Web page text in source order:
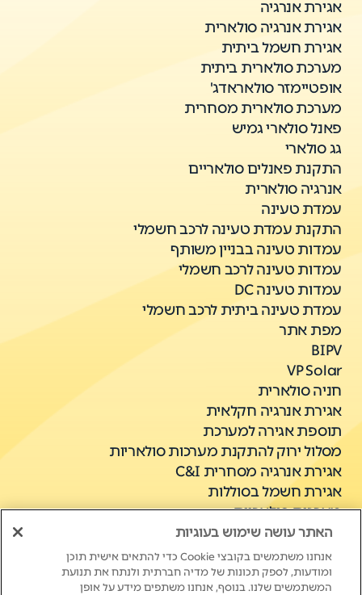
אגירת אנרגיה
אגירת אנרגיה סולארית
אגירת חשמל ביתית
מערכת סולארית ביתית
אופטיימזר סולאראדג'
מערכת סולארית מסחרית
פאנל סולארי גמיש
גג סולארי
התקנת פאנלים סולאריים
אנרגיה סולארית
עמדת טעינה
התקנת עמדת טעינה לרכב חשמלי
עמדות טעינה בבניין משותף
עמדות טעינה לרכב חשמלי
עמדות טעינה DC
עמדת טעינה ביתית לרכב חשמלי
מפת אתר
BIPV
VP Solar
חניה סולארית
אגירת אנרגיה חקלאית
תוספת אגירה למערכת
מסלול ירוק להתקנת מערכות סולאריות
אגירת אנרגיה מסחרית C&I
אגירת חשמל בסוללות
מערכות סולאריות
האתר עושה שימוש בעוגיות
אנחנו משתמשים בקובצי Cookie כדי להתאים אישית תוכן
ומודעות, לספק תכונות של מדיה חברתית ולנתח את תנועת
המשתמשים שלנו. בנוסף, אנחנו משתפים מידע על אופן